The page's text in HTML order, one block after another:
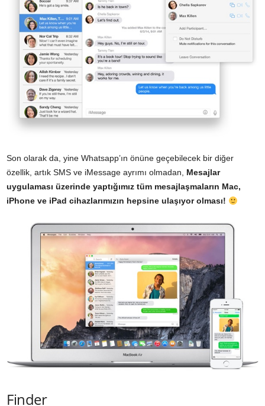
Son olarak da, yine Whatsapp’ın önüne geçebilecek bir diğer
özellik, artık SMS ve iMessage ayrımı olmadan, Mesajlar
uygulaması üzerinde yaptığımız tüm mesajlaşmaların Mac,
iPhone ve iPad cihazlarımızın hepsine ulaşıyor olması!
Finder